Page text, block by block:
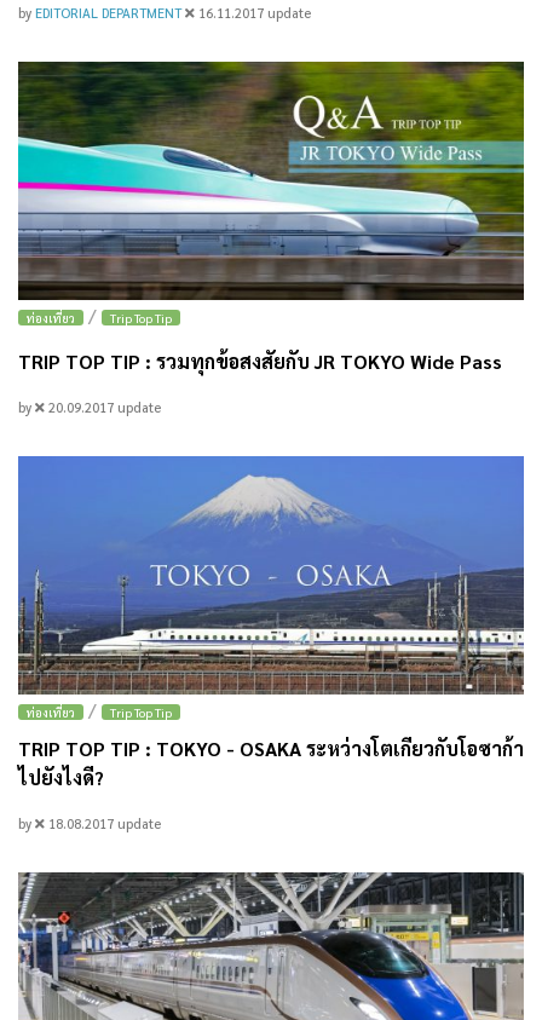
by EDITORIAL DEPARTMENT 16.11.2017 update
ท่องเที่ยว / Trip Top Tip
TRIP TOP TIP : รวมทุกข้อสงสัยกับ JR TOKYO Wide Pass
by 20.09.2017 update
ท่องเที่ยว / Trip Top Tip
TRIP TOP TIP : TOKYO - OSAKA ระหว่างโตเกียวกับโอซาก้า
ไปยังไงดี?
by 18.08.2017 update